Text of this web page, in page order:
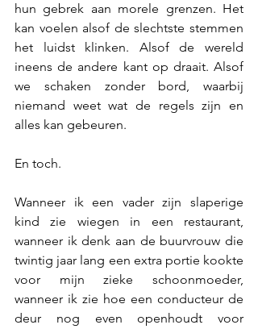
hun gebrek aan morele grenzen. Het
kan voelen alsof de slechtste stemmen
het luidst klinken. Alsof de wereld
ineens de andere kant op draait. Alsof
we schaken zonder bord, waarbij
niemand weet wat de regels zijn en
alles kan gebeuren.
En toch.
Wanneer ik een vader zijn slaperige
kind zie wiegen in een restaurant,
wanneer ik denk aan de buurvrouw die
twintig jaar lang een extra portie kookte
voor mijn zieke schoonmoeder,
wanneer ik zie hoe een conducteur de
deur nog even openhoudt voor